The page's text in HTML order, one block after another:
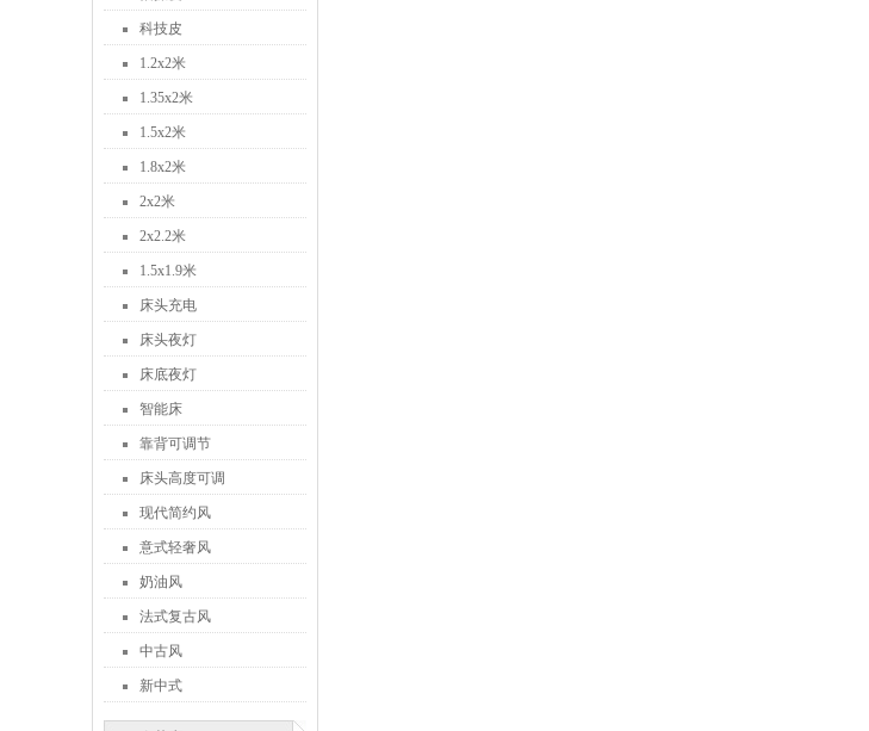
科技皮
1.2x2米
1.35x2米
1.5x2米
1.8x2米
2x2米
2x2.2米
1.5x1.9米
床头充电
床头夜灯
床底夜灯
智能床
靠背可调节
床头高度可调
现代简约风
意式轻奢风
奶油风
法式复古风
中古风
新中式